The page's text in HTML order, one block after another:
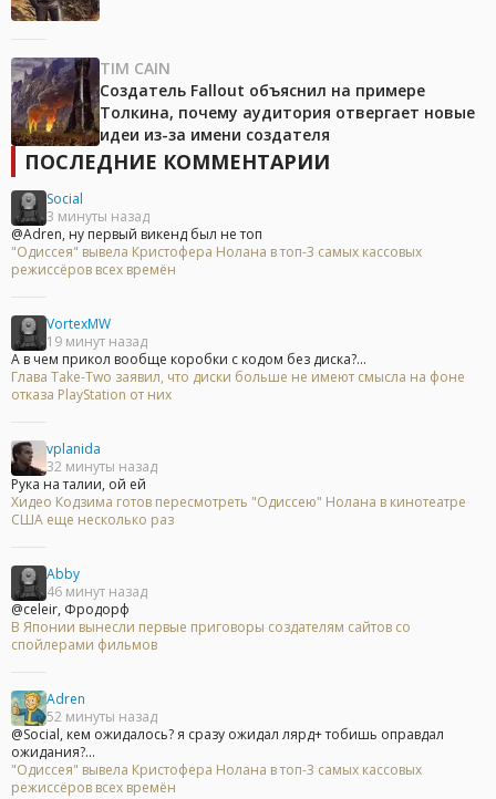
TIM CAIN
Создатель Fallout объяснил на примере
Толкина, почему аудитория отвергает новые
идеи из-за имени создателя
ПОСЛЕДНИЕ КОММЕНТАРИИ
Social
3 минуты назад
@Adren, ну первый викенд был не топ
"Одиссея" вывела Кристофера Нолана в топ-3 самых кассовых
режиссёров всех времён
VortexMW
19 минут назад
А в чем прикол вообще коробки с кодом без диска?...
Глава Take-Two заявил, что диски больше не имеют смысла на фоне
отказа PlayStation от них
vplanida
32 минуты назад
Рука на талии, ой ей
Хидео Кодзима готов пересмотреть "Одиссею" Нолана в кинотеатре
США еще несколько раз
Abby
46 минут назад
@celeir, Фродорф
В Японии вынесли первые приговоры создателям сайтов со
спойлерами фильмов
Adren
52 минуты назад
@Social, кем ожидалось? я сразу ожидал лярд+ тобишь оправдал
ожидания?...
"Одиссея" вывела Кристофера Нолана в топ-3 самых кассовых
режиссёров всех времён